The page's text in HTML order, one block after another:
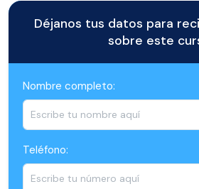
Déjanos tus datos para
sobre este
Nombre completo:
Teléfono: